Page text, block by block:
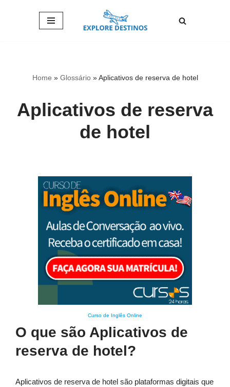
Home » Glossário»Aplicativos de reserva de hotel
Aplicativos de reserva
de hotel
Curso de Inglês Online
O que são Aplicativos de
reserva de hotel?
Aplicativos de reserva de hotel são plataformas digitais que